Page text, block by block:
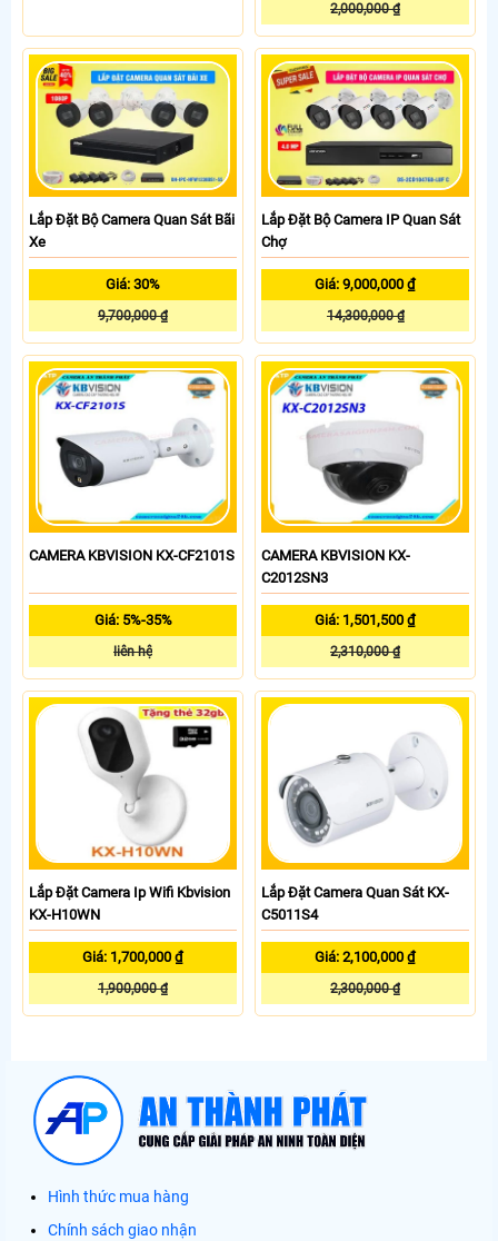
2,000,000 ₫
Lắp Đặt Bộ Camera Quan Sát Bãi
Xe
Giá: 30%
9,700,000 ₫
Lắp Đặt Bộ Camera IP Quan Sát
Chợ
Giá: 9,000,000 ₫
14,300,000 ₫
CAMERA KBVISION KX-CF2101S
Giá: 5%-35%
liên hệ
CAMERA KBVISION KX-
C2012SN3
Giá: 1,501,500 ₫
2,310,000 ₫
Lắp Đặt Camera Ip Wifi Kbvision
KX-H10WN
Giá: 1,700,000 ₫
1,900,000 ₫
Lắp Đặt Camera Quan Sát KX-
C5011S4
Giá: 2,100,000 ₫
2,300,000 ₫
Hình thức mua hàng
Chính sách giao nhận